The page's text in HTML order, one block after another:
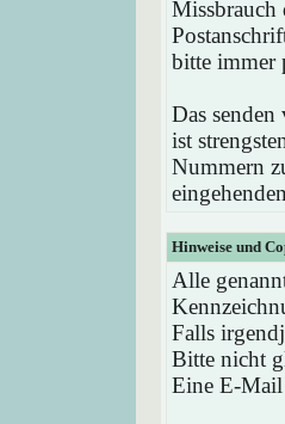
Missbrauch
bitte immer
Das
ist
Nummern
Hinweise und
Alle
Falls
Bitte nicht
Eine E-Mail